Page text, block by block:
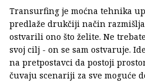
Transurfing je moćna tehnika
predlaže drukčiji način
ostvarili ono što želite. Ne
svoj cilj - on se sam ostvaruje.
na pretpostavci da postoji
čuvaju scenariji za sve moguće